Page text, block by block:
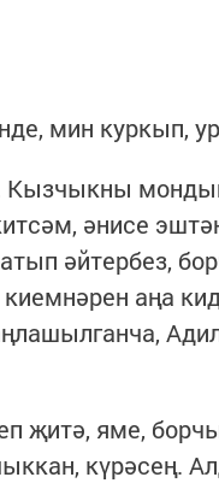
мин куркып,
Кызчыкны
әнисе
әйтербез,
аңа
җитә, яме,
күрәсең.